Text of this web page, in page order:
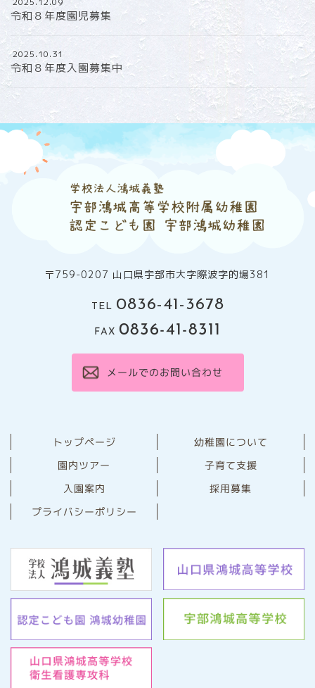
令和８年度園児募集
2025.10.31
令和８年度入園募集中
〒759-0207 山口県宇部市大字際波字的場381
TEL 0836-41-3678
FAX 0836-41-8311
メールでのお問い合わせ
トップページ 幼稚園について
園内ツアー 子育て支援
⼊園案内 採用募集
プライバシーポリシー